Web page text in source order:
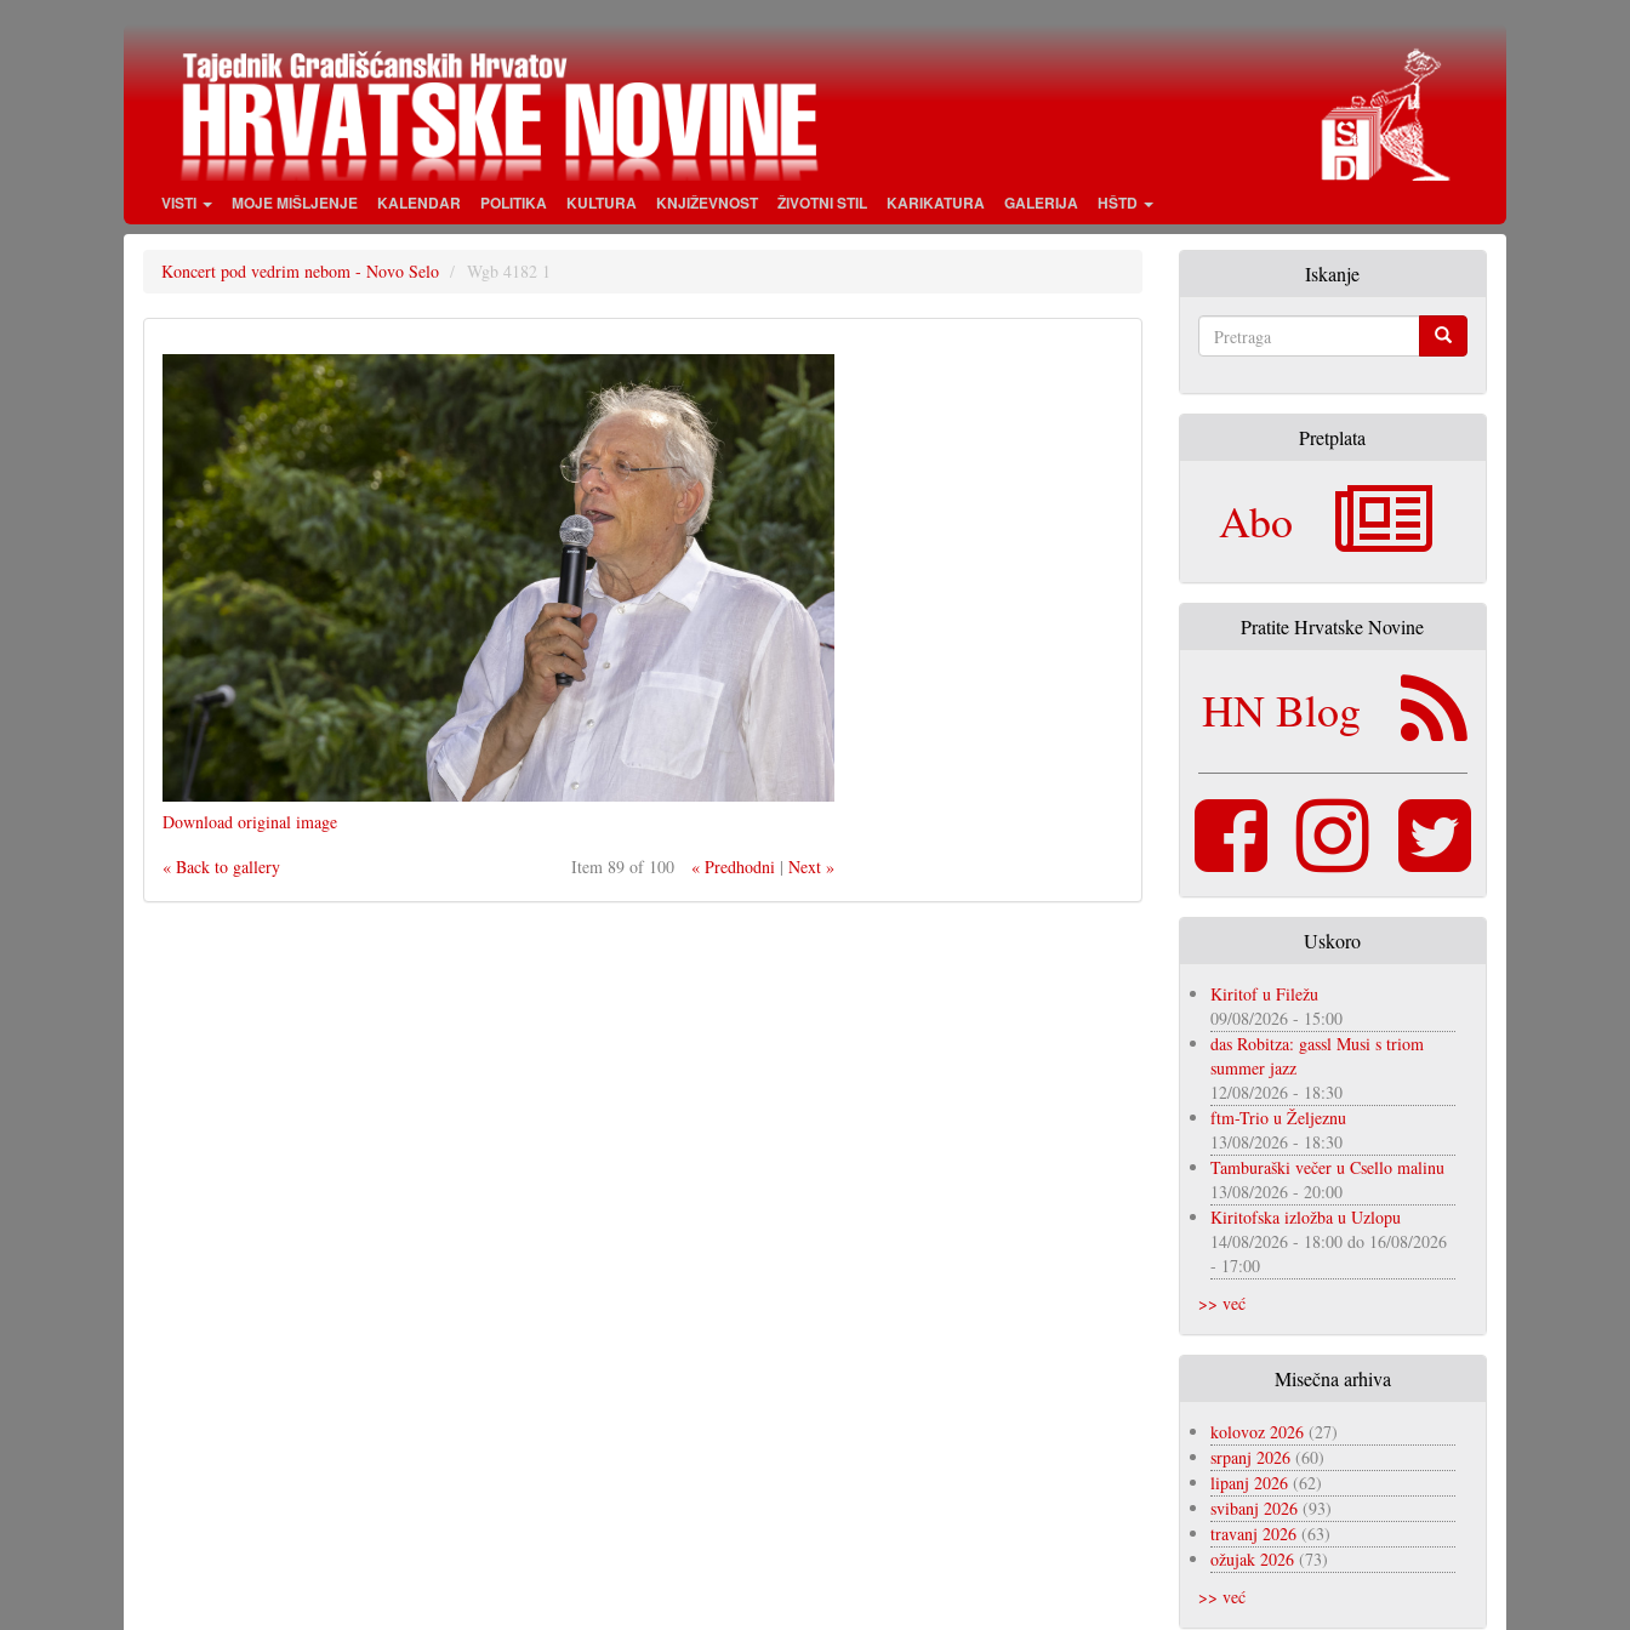
VISTI MOJE MIŠLJENJE KALENDAR POLITIKA KULTURA KNJIŽEVNOST ŽIVOTNI STIL KARIKATURA GALERIJA HŠTD
Koncert pod vedrim nebom - Novo Selo Wgb 4182 1
Download original image
« Back to gallery
Item 89 of 100 « Predhodni |Next »
Iskanje
Pretplata
Abo
Pratite Hrvatske Novine
HN Blog
Uskoro
Kiritof u Filežu
09/08/2026 - 15:00
das Robitza: gassl Musi s triom
summer jazz
12/08/2026 - 18:30
ftm-Trio u Željeznu
13/08/2026 - 18:30
Tamburaški večer u Csello malinu
13/08/2026 - 20:00
Kiritofska izložba u Uzlopu
14/08/2026 - 18:00do 16/08/2026
- 17:00
>> već
Misečna arhiva
kolovoz 2026(27)
srpanj 2026(60)
lipanj 2026(62)
svibanj 2026(93)
travanj 2026(63)
ožujak 2026(73)
>> već